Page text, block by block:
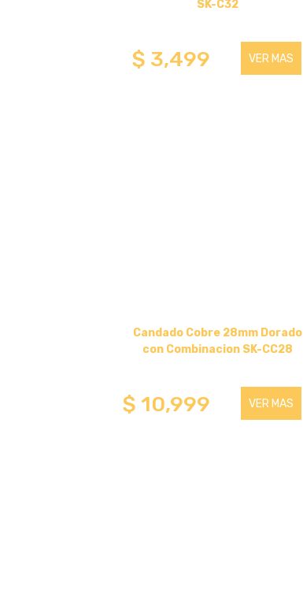
SOPORTES PARA TABLET
HOGAR (COCINA-BAÑOS-OTROS)
SK-C32
$ 3,499 VER MAS
Candado Cobre 28mm Dorado
con Combinacion SK-CC28
$ 10,999 VER MAS